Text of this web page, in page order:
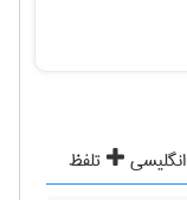
انگلیسی
تلفظ